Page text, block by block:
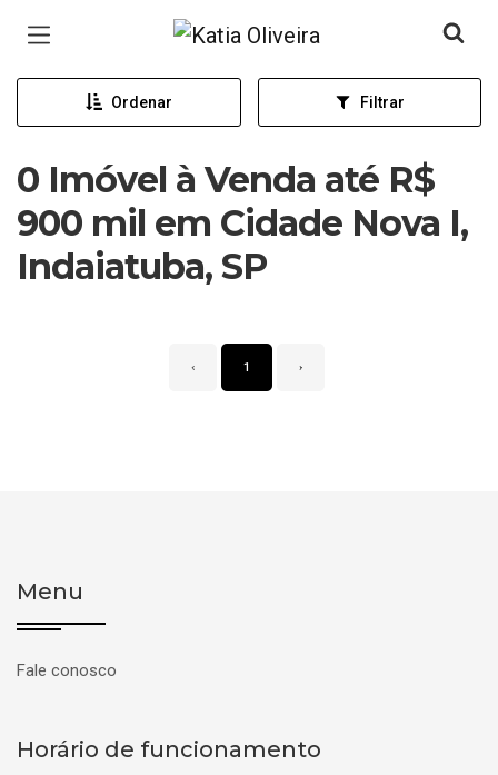
Página inicial
Ordenar Filtrar
0 Imóvel à Venda até R$
900 mil em Cidade Nova I,
Indaiatuba, SP
‹ 1 ›
Menu
Fale conosco
Horário de funcionamento